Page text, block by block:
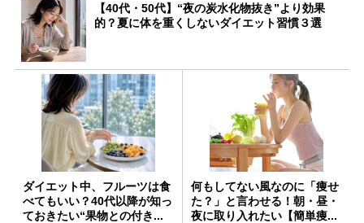
【40代・50代】“夜の炭水化物抜き”より効果
的？夏に体を重くしないダイエット習慣３選
ダイエット中、フルーツは食
べてもいい？40代以降が知っ
ておきたい“果物との付き...
何もしてない風なのに「痩せ
た？」と言わせる！朝・昼・
夜に取り入れたい【簡単痩...